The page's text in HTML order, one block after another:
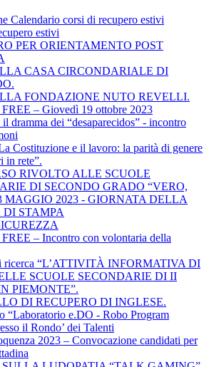
Calendario corsi di recupero estivi
estivi
PER ORIENTAMENTO POST
CASA CIRCONDARIALE DI
FONDAZIONE NUTO REVELLI.
– Giovedì 19 ottobre 2023
dramma dei “desaparecidos” - incontro
Costituzione e il lavoro: la parità di genere
in rete”.
RIVOLTO ALLE SCUOLE
DI SECONDO GRADO “VERO,
MAGGIO 2023 - GIORNATA DELLA
STAMPA
– Incontro con volontaria della
ricerca “L’ATTIVITÀ INFORMATIVA DI
SCUOLE SECONDARIE DI II
PIEMONTE”.
DI RECUPERO DI INGLESE.
“Laboratorio e.DO - Robo Program
il Rondo’ dei Talenti
2023 – Convocazione candidati per